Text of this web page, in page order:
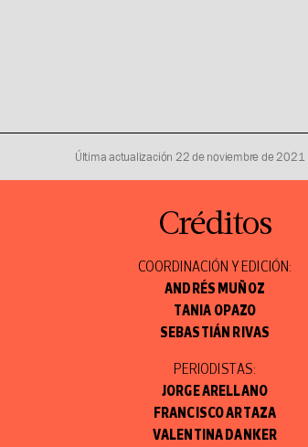
Última actualización 22 de noviembre de
Créditos
COORDINACIÓN Y EDICIÓN:
ANDRÉS MUÑOZ
TANIA OPAZO
SEBASTIÁN RIVAS
PERIODISTAS:
JORGE ARELLANO
FRANCISCO ARTAZA
VALENTINA DANKER